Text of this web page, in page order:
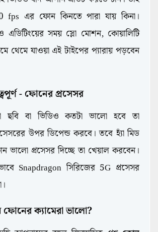
fps এর ফোন কিনতে পারা যায় কিনা।
এডিটিংয়ের সময় স্লো মোশন, কোয়ালিটি
থেমে যাওয়া এই টাইপের প্যারায় পড়বেন
- ফোনের প্রসেসর
বা ভিডিও কতটা ভালো হবে তা
উপর ডিপেন্ড করবে। তবে হ্যাঁ মিড
ভালো প্রসেসর দিচ্ছে তা খেয়াল করবেন।
Snapdragon সিরিজের 5G প্রসেসর
ফোনের ক্যামেরা ভালো?